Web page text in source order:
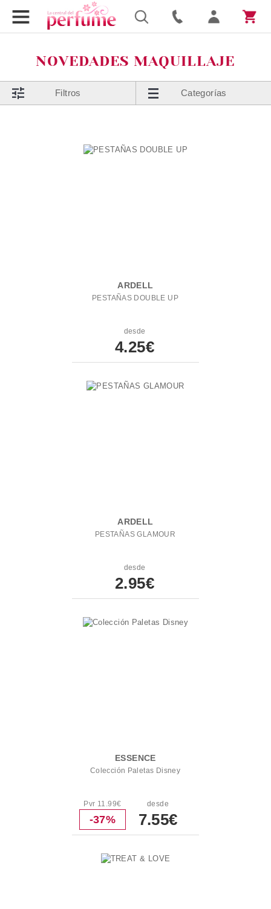
NOVEDADES MAQUILLAJE
Filtros Categorías
ARDELL
PESTAÑAS DOUBLE UP
desde
4.25€
ARDELL
PESTAÑAS GLAMOUR
desde
2.95€
ESSENCE
Colección Paletas Disney
Pvr 11.99€
-37%
desde
7.55€